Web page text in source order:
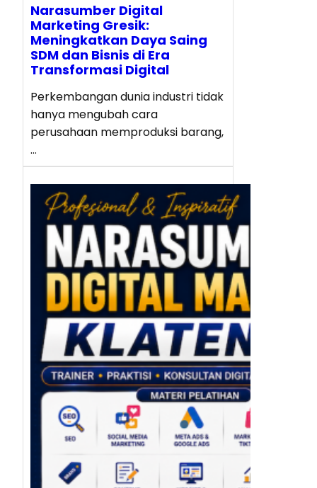
Narasumber Digital
Marketing Gresik:
Meningkatkan Daya Saing
SDM dan Bisnis di Era
Transformasi Digital
Perkembangan dunia industri tidak
hanya mengubah cara
perusahaan memproduksi barang,
…